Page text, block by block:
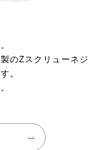
のZスクリューネジ
。